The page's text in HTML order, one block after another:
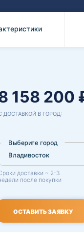
158 200
ДОСТАВКОЙ В ГОРОД:
Выберите город
доставки ~ 2-3
после покупки
ОСТАВИТЬ ЗАЯВКУ